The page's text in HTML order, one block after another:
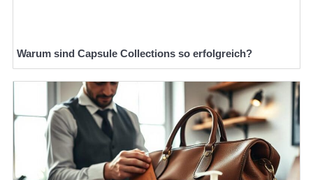
Warum sind Capsule Collections so erfolgreich?